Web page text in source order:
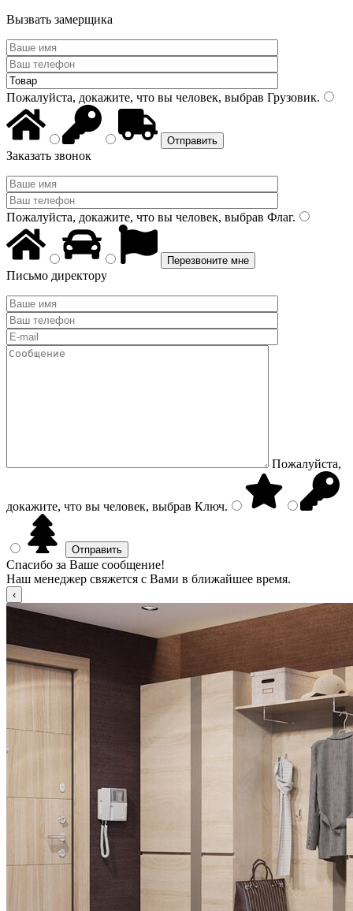
Вызвать замерщика
Пожалуйста, докажите, что вы человек, выбрав Грузовик.
Заказать звонок
Пожалуйста, докажите, что вы человек, выбрав Флаг.
Письмо директору
Пожалуйста,
докажите, что вы человек, выбрав Ключ.
Спасибо за Ваше сообщение!
Наш менеджер свяжется с Вами в ближайшее время.